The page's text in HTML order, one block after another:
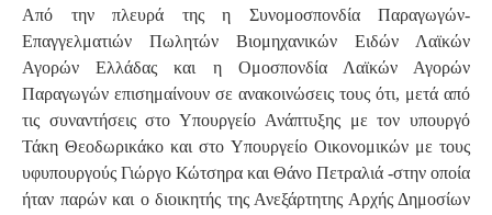
Από την πλευρά της η Συνομοσπονδία Παραγωγών-
Επαγγελματιών Πωλητών Βιομηχανικών Ειδών Λαϊκών
Αγορών Ελλάδας και η Ομοσπονδία Λαϊκών Αγορών
Παραγωγών επισημαίνουν σε ανακοινώσεις τους ότι, μετά από
τις συναντήσεις στο Υπουργείο Ανάπτυξης με τον υπουργό
Τάκη Θεοδωρικάκο και στο Υπουργείο Οικονομικών με τους
υφυπουργούς Γιώργο Κώτσηρα και Θάνο Πετραλιά -στην οποία
ήταν παρών και ο διοικητής της Ανεξάρτητης Αρχής Δημοσίων